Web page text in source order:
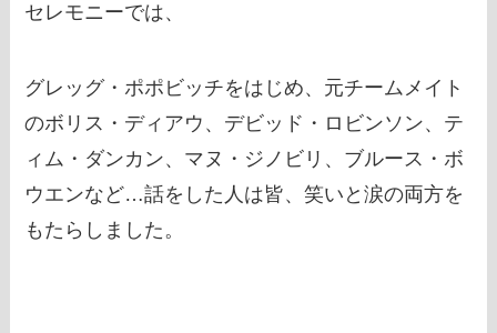
セレモニーでは、
グレッグ・ポポビッチをはじめ、元チームメイト
のボリス・ディアウ、デビッド・ロビンソン、テ
ィム・ダンカン、マヌ・ジノビリ、ブルース・ボ
ウエンなど…話をした人は皆、笑いと涙の両方を
もたらしました。